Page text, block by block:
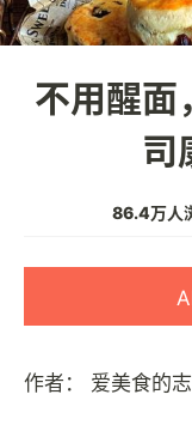
不用醒面
司
86.4万人
作者： 爱美食的